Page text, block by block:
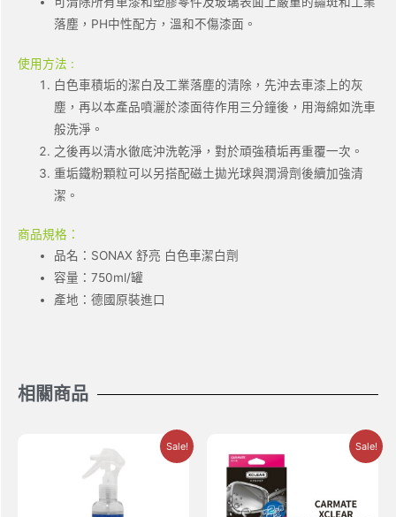
落塵，PH中性配方，溫和不傷漆面。
使用方法 :
白色車積垢的潔白及工業落塵的清除，先沖去車漆上的灰
塵，再以本產品噴灑於漆面待作用三分鐘後，用海綿如洗車
般洗淨。
之後再以清水徹底沖洗乾淨，對於頑強積垢再重覆一次。
重垢鐵粉顆粒可以另搭配磁土拋光球與潤滑劑後續加強清
潔。
商品規格：
品名：SONAX 舒亮 白色車潔白劑
容量：750ml/罐
產地：德國原裝進口
相關商品
Sale! Sale!